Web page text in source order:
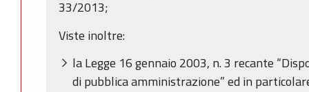
33/2013;
Viste inoltre:
la Legge 16 gennaio 2003, n. 3 recante
di pubblica amministrazione” ed in